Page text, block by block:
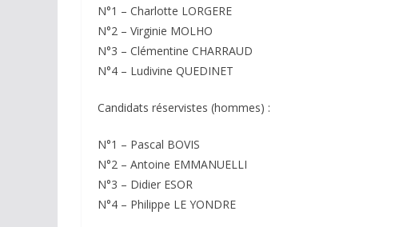
N°1 – Charlotte LORGERE
N°2 – Virginie MOLHO
N°3 – Clémentine CHARRAUD
N°4 – Ludivine QUEDINET
Candidats réservistes (hommes) :
N°1 – Pascal BOVIS
N°2 – Antoine EMMANUELLI
N°3 – Didier ESOR
N°4 – Philippe LE YONDRE